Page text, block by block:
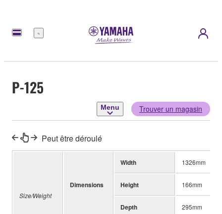
Menu
P-125
Menu Trouver un magasin
Peut être déroulé
Size/Weight
Dimensions
Width 1326mm
Height 166mm
Depth 295mm